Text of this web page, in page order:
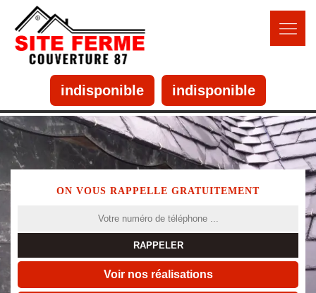
indisponible indisponible
ON VOUS RAPPELLE GRATUITEMENT
Voir nos réalisations